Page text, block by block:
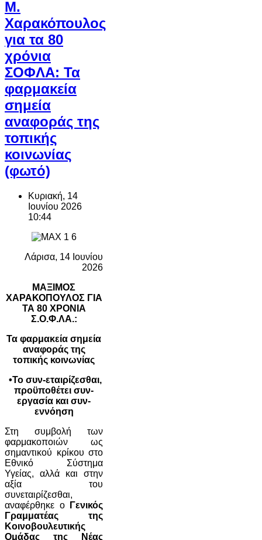
Μ.
Χαρακόπουλος
για τα 80
χρόνια
ΣΟΦΛΑ: Τα
φαρμακεία
σημεία
αναφοράς της
τοπικής
κοινωνίας
(φωτό)
Κυριακή, 14
Ιουνίου 2026
10:44
Λάρισα, 14 Ιουνίου
2026
ΜΑΞΙΜΟΣ
ΧΑΡΑΚΟΠΟΥΛΟΣ ΓΙΑ
ΤΑ 80 ΧΡΟΝΙΑ
Σ.Ο.Φ.ΛΑ.:
Τα φαρμακεία σημεία
αναφοράς της
τοπικής κοινωνίας
•Το συν-εταιρίζεσθαι,
προϋποθέτει συν-
εργασία και συν-
εννόηση
Στη συμβολή των
φαρμακοποιών ως
σημαντικού κρίκου στο
Εθνικό Σύστημα
Υγείας, αλλά και στην
αξία του
συνεταιρίζεσθαι,
αναφέρθηκε ο
Γενικός
Γραμματέας της
Κοινοβουλευτικής
Ομάδας της Νέας